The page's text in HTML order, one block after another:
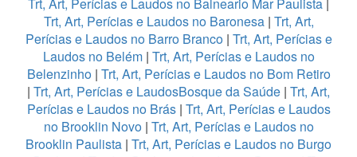
Trt, Art, Perícias e Laudos no Balneario Mar Paulista |
Trt, Art, Perícias e Laudos no Baronesa| Trt, Art,
Perícias e Laudos no Barro Branco| Trt, Art, Perícias e
Laudos no Belém| Trt, Art, Perícias e Laudos no
Belenzinho| Trt, Art, Perícias e Laudos no Bom Retiro
| Trt, Art, Perícias e LaudosBosque da Saúde | Trt, Art,
Perícias e Laudos no Brás| Trt, Art, Perícias e Laudos
no Brooklin Novo| Trt, Art, Perícias e Laudos no
Brooklin Paulista | Trt, Art, Perícias e Laudos no Burgo